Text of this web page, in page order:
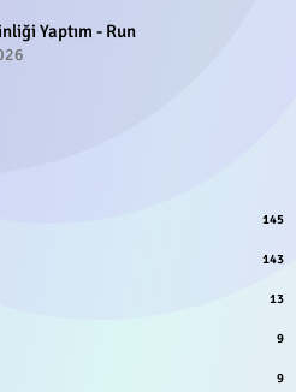
Yaptım - Run
145
143
13
9
9